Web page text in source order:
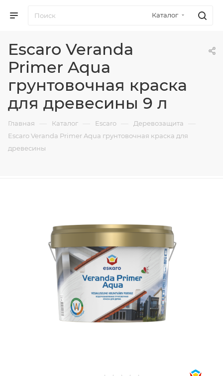
Каталог
Escaro Veranda
Primer Aqua
грунтовочная краска
для древесины 9 л
Главная — Каталог — Escaro — Деревозащита —
Escaro Veranda Primer Aqua грунтовочная краска для
древесины